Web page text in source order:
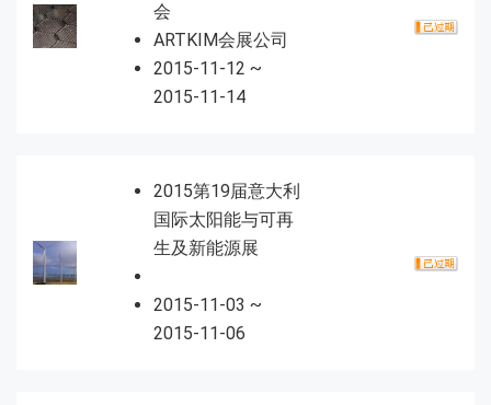
会
ARTKIM会展公司
2015-11-12 ~
2015-11-14
2015第19届意大利
国际太阳能与可再
生及新能源展
2015-11-03 ~
2015-11-06